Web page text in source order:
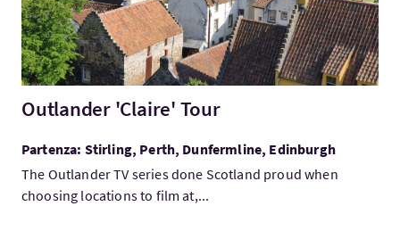
Outlander 'Claire' Tour
Partenza: Stirling, Perth, Dunfermline, Edinburgh
The Outlander TV series done Scotland proud when
choosing locations to film at,...